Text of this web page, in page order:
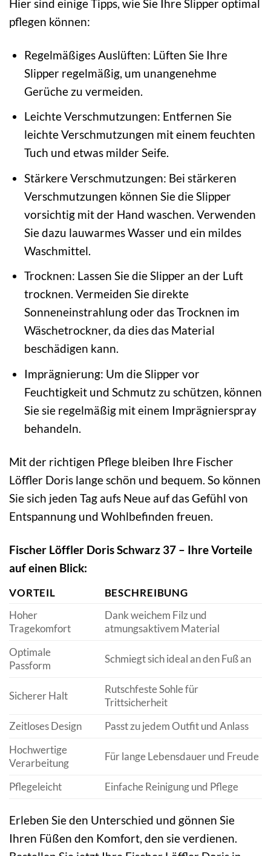
Hier sind einige Tipps, wie Sie Ihre Slipper optimal
pflegen können:
Regelmäßiges Auslüften: Lüften Sie Ihre
Slipper regelmäßig, um unangenehme
Gerüche zu vermeiden.
Leichte Verschmutzungen: Entfernen Sie
leichte Verschmutzungen mit einem feuchten
Tuch und etwas milder Seife.
Stärkere Verschmutzungen: Bei stärkeren
Verschmutzungen können Sie die Slipper
vorsichtig mit der Hand waschen. Verwenden
Sie dazu lauwarmes Wasser und ein mildes
Waschmittel.
Trocknen: Lassen Sie die Slipper an der Luft
trocknen. Vermeiden Sie direkte
Sonneneinstrahlung oder das Trocknen im
Wäschetrockner, da dies das Material
beschädigen kann.
Imprägnierung: Um die Slipper vor
Feuchtigkeit und Schmutz zu schützen, können
Sie sie regelmäßig mit einem Imprägnierspray
behandeln.
Mit der richtigen Pflege bleiben Ihre Fischer
Löffler Doris lange schön und bequem. So können
Sie sich jeden Tag aufs Neue auf das Gefühl von
Entspannung und Wohlbefinden freuen.
Fischer Löffler Doris Schwarz 37 – Ihre Vorteile
auf einen Blick:
VORTEIL
BESCHREIBUNG
Hoher
Tragekomfort
Dank weichem Filz und
atmungsaktivem Material
Optimale
Passform
Schmiegt sich ideal an den Fuß an
Sicherer Halt
Rutschfeste Sohle für
Trittsicherheit
Zeitloses Design
Passt zu jedem Outfit und Anlass
Hochwertige
Verarbeitung
Für lange Lebensdauer und Freude
Pflegeleicht Einfache Reinigung und Pflege
Erleben Sie den Unterschied und gönnen Sie
Ihren Füßen den Komfort, den sie verdienen.